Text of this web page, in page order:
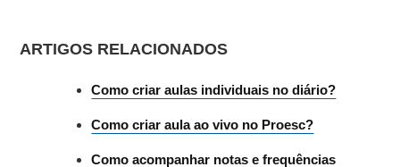
ARTIGOS RELACIONADOS
Como criar aulas individuais no diário?
Como criar aula ao vivo no Proesc?
Como acompanhar notas e frequências